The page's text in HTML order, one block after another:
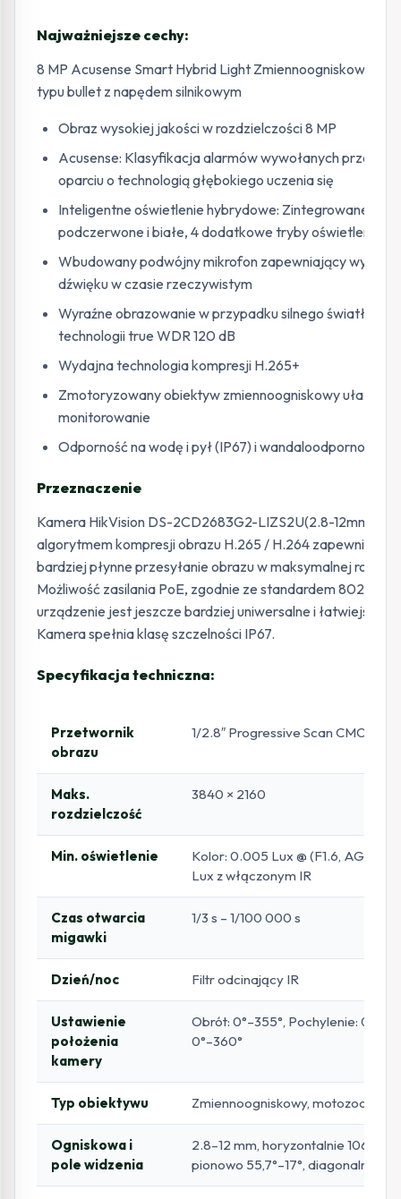
Najważniejsze cechy:
8 MP Acusense Smart Hybrid Light Zmiennoogniskowa
typu bullet z napędem silnikowym
Obraz wysokiej jakości w rozdzielczości 8 MP
Acusense: Klasyfikacja alarmów wywołanych przez
oparciu o technologią głębokiego uczenia się
Inteligentne oświetlenie hybrydowe: Zintegrowane
podczerwone i białe, 4 dodatkowe tryby oświetlenia
Wbudowany podwójny mikrofon zapewniający wysoką
dźwięku w czasie rzeczywistym
Wyraźne obrazowanie w przypadku silnego światła
technologii true WDR 120 dB
Wydajna technologia kompresji H.265+
Zmotoryzowany obiektyw zmiennoogniskowy
monitorowanie
Odporność na wodę i pył (IP67) i wandaloodporność
Przeznaczenie
Kamera HikVision DS-2CD2683G2-LIZS2U(2.8-12mm) z
algorytmem kompresji obrazu H.265 / H.264
bardziej płynne przesyłanie obrazu w maksymalnej
Możliwość zasilania PoE, zgodnie ze standardem 802.3af
urządzenie jest jeszcze bardziej uniwersalne i łatwiejsze
Kamera spełnia klasę szczelności IP67.
Specyfikacja techniczna:
Przetwornik
obrazu
1/2.8″ Progressive Scan CMOS
Maks.
rozdzielczość
3840 × 2160
Min. oświetlenie
Kolor: 0.005 Lux @ (F1.6, AGC
Lux z włączonym IR
Czas otwarcia
migawki
1/3 s – 1/100 000 s
Dzień/noc Filtr odcinający IR
Ustawienie
położenia
kamery
Obrót: 0°–355°, Pochylenie:
0°–360°
Typ obiektywu Zmiennoogniskowy, motozoom,
Ogniskowa i
pole widzenia
2.8–12 mm, horyzontalnie
pionowo 55,7°–17°, diagonalnie